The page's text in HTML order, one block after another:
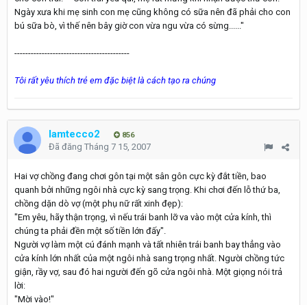
Ngày xưa khi mẹ sinh con mẹ cũng không có sữa nên đã phải cho con
bú sữa bò, vì thế nên bây giờ con vừa ngu vừa có sừng......"
------------------------------------------
Tôi rất yêu thích trẻ em đặc biệt là cách tạo ra chúng
lamtecco2 856
Đã đăng Tháng 7 15, 2007
Hai vợ chồng đang chơi gôn tại một sân gôn cực kỳ đắt tiền, bao
quanh bởi những ngôi nhà cực kỳ sang trọng. Khi chơi đến lỗ thứ ba,
chồng dặn dò vợ (một phụ nữ rất xinh đẹp):
"Em yêu, hãy thận trọng, vì nếu trái banh lỡ va vào một cửa kính, thì
chúng ta phải đền một số tiền lớn đấy".
Người vợ làm một cú đánh mạnh và tất nhiên trái banh bay thẳng vào
cửa kính lớn nhất của một ngôi nhà sang trọng nhất. Người chồng tức
giận, rầy vợ, sau đó hai người đến gõ cửa ngôi nhà. Một giọng nói trả
lời:
"Mời vào!"